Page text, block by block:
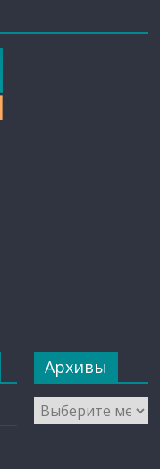
Архивы
Архивы